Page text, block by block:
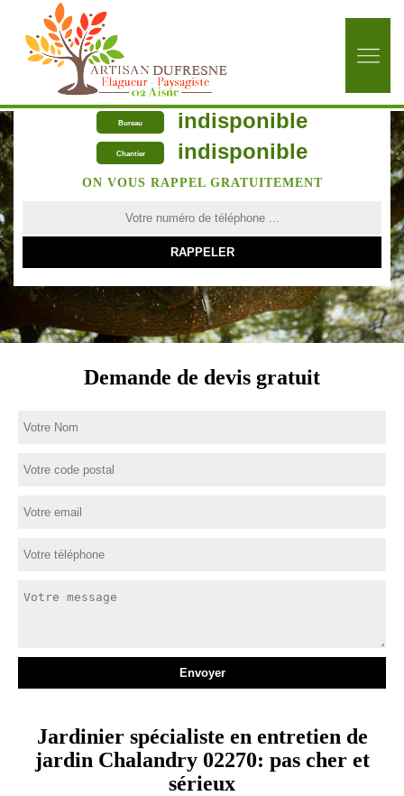
Bureau indisponible
Chantier indisponible
ON VOUS RAPPEL GRATUITEMENT
Demande de devis gratuit
Jardinier spécialiste en entretien de
jardin Chalandry 02270: pas cher et
sérieux